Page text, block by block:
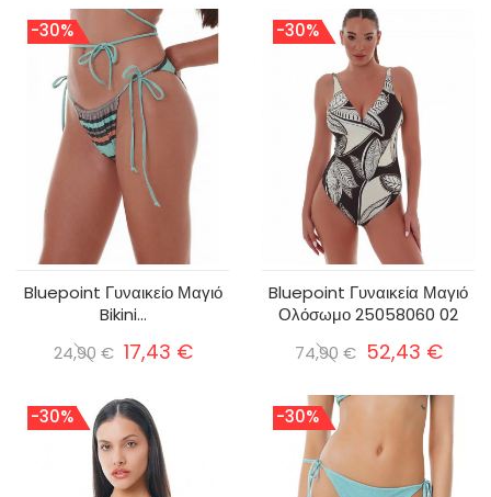
-30%
Bluepoint Γυναικείο Μαγιό
Bikini...
24,90 € 17,43 €
-30%
Bluepoint Γυναικεία Μαγιό
Ολόσωμο 25058060 02
74,90 € 52,43 €
-30% -30%